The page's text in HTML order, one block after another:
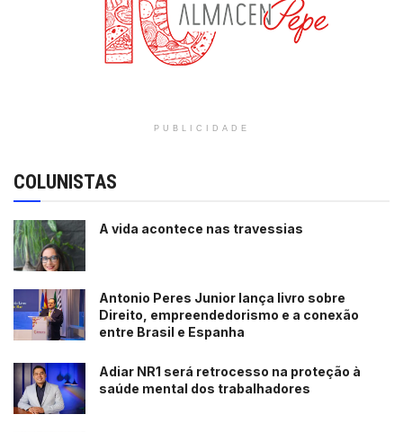
PUBLICIDADE
COLUNISTAS
A vida acontece nas travessias
Antonio Peres Junior lança livro sobre
Direito, empreendedorismo e a conexão
entre Brasil e Espanha
Adiar NR1 será retrocesso na proteção à
saúde mental dos trabalhadores